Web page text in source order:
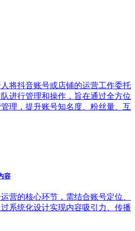
将抖音账号或店铺的运营工作委托
进行管理和操作，旨在通过全方位
理，提升账号知名度、粉丝量、互
容
营的核心环节，需结合账号定位、
系统化设计实现内容吸引力、传播